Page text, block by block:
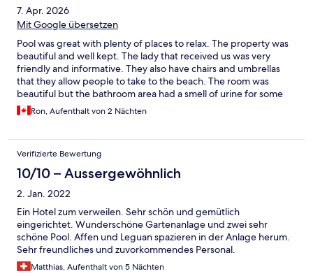
7. Apr. 2026
Mit Google übersetzen
Pool was great with plenty of places to relax. The property was
beautiful and well kept. The lady that received us was very
friendly and informative. They also have chairs and umbrellas
that they allow people to take to the beach. The room was
beautiful but the bathroom area had a smell of urine for some
reason. The other downside was that the lady working when we
arrived said the breakfast was $8 American dollars each, but we
checkout. When I told him it was supposed to be $8 he insisted
that I was wrong. I showed him that it said $10 on the Expedia
site and told him the woman had said $8, but he said that was an
old price from 10 years ago. I paid and left frustrated and
somewhat upset.
Ron, Aufenthalt von 2 Nächten
Verifizierte Bewertung
10/10 – Aussergewöhnlich
2. Jan. 2022
Ein Hotel zum verweilen. Sehr schön und gemütlich
eingerichtet. Wunderschöne Gartenanlage und zwei sehr
schöne Pool. Affen und Leguan spazieren in der Anlage herum.
Sehr freundliches und zuvorkommendes Personal.
Matthias, Aufenthalt von 5 Nächten